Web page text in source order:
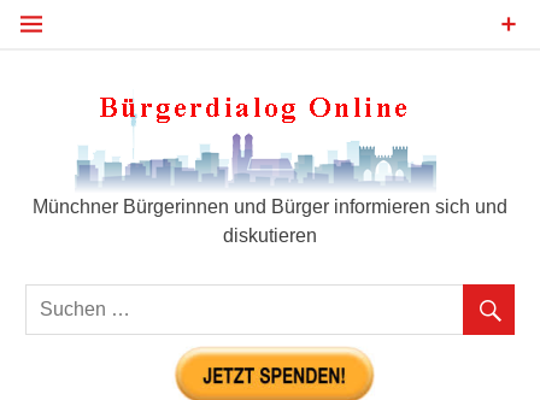
Zum
Münchner Bürgerinnen und Bürger informieren sich und
diskutieren